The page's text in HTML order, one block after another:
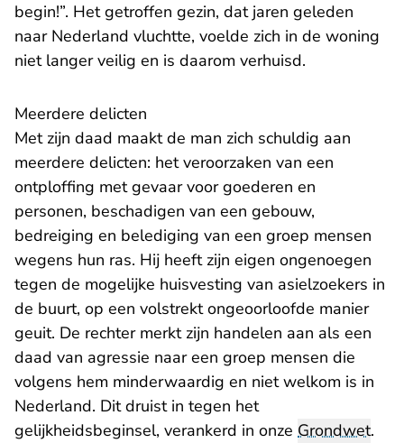
begin!”. Het getroffen gezin, dat jaren geleden
naar Nederland vluchtte, voelde zich in de woning
niet langer veilig en is daarom verhuisd.
Meerdere delicten
Met zijn daad maakt de man zich schuldig aan
meerdere delicten: het veroorzaken van een
ontploffing met gevaar voor goederen en
personen, beschadigen van een gebouw,
bedreiging en belediging van een groep mensen
wegens hun ras. Hij heeft zijn eigen ongenoegen
tegen de mogelijke huisvesting van asielzoekers in
de buurt, op een volstrekt ongeoorloofde manier
geuit. De rechter merkt zijn handelen aan als een
daad van agressie naar een groep mensen die
volgens hem minderwaardig en niet welkom is in
Nederland. Dit druist in tegen het
gelijkheidsbeginsel, verankerd in onze Grondwet.